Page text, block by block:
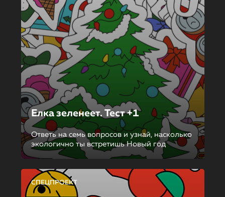
Елка зеленеет. Тест +1
Ответь на семь вопросов и узнай, насколько
экологично ты встретишь Новый год
СПЕЦПРОЕКТ